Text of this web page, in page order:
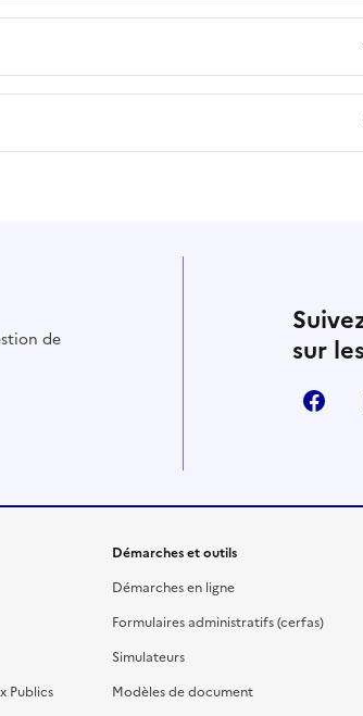
de
sur
Publics
Démarches et outils
Démarches en ligne
Formulaires administratifs (cerfas)
Simulateurs
Modèles de document